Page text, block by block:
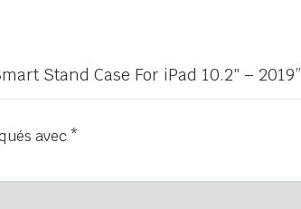
Stand Case For iPad 10.2″ – 2019”
avec*